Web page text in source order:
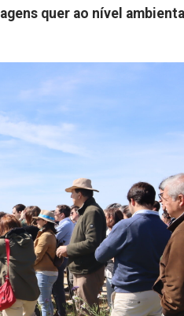
quer ao nível